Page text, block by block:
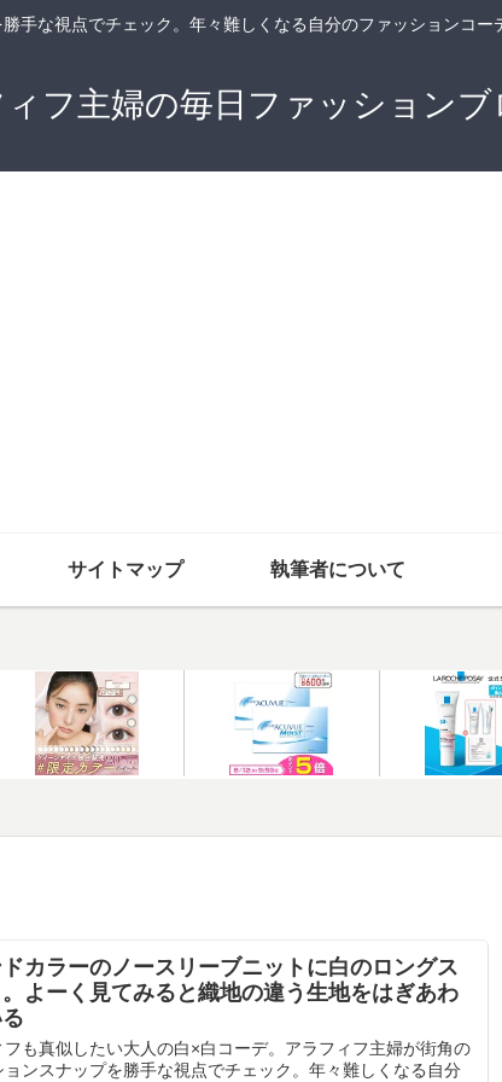
手な視点でチェック。年々難しくなる自分のファッションコ
フ主婦の毎日ファッションブ
サイトマップ 執筆者について
カラーのノースリーブニットに白のロングス
よーく見てみると織地の違う生地をはぎあわ
フも真似したい大人の白×白コーデ。アラフィフ主婦が街角の
ョンスナップを勝手な視点でチェック。年々難しくなる自分